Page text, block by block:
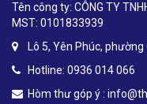
Tên công ty: CÔNG TY
MST: 0101833939
Lô 5, Yên Phúc,
Hotline: 0936 014 066
Hòm thư góp ý :